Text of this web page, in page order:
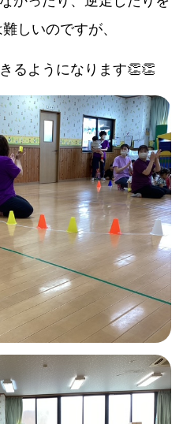
しいのですが、
るようになります👏👏